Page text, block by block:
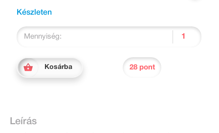
Készleten
Mennyiség:
Kosárba 28 pont
Leírás